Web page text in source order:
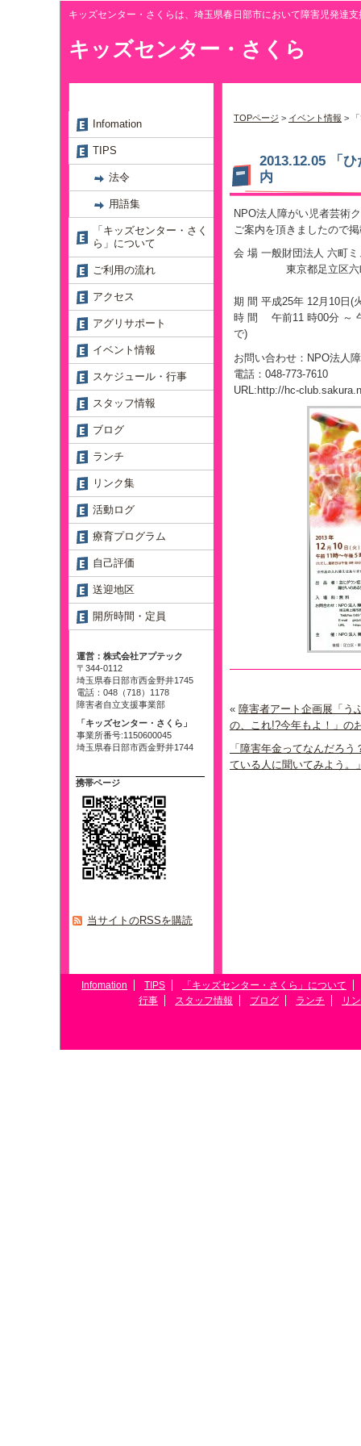
キッズセンター・さくらは、埼玉県春日部市において障害児発達
キッズセンター・さくら
TOPページ > イベント情報 >
2013.12.05 「
内
NPO法人障がい児者芸術
ご案内を頂きましたので
会 場 一般財団法人 六町
東京都足立区六町2
期 間 平成25年 12月10日(
時 間 午前11 時00分 ～
で)
お問い合わせ：NPO法人
電話：048-773-7610
URL:http://hc-
« 障害者アート企画展「う
の、これ!?今年もよ！」の
「障害年金ってなんだろ
ている人に聞いてみよう。
Infomation
TIPS
法令
用語集
「キッズセンター・さく
ら」について
ご利用の流れ
アクセス
アグリサポート
イベント情報
スケジュール・行事
スタッフ情報
ブログ
ランチ
リンク集
活動ログ
療育プログラム
自己評価
送迎地区
開所時間・定員
運営：株式会社アプテック
〒344-0112
埼玉県春日部市西金野井1745
電話：048（718）1178
障害者自立支援事業部
「キッズセンター・さくら」
事業所番号:1150600045
埼玉県春日部市西金野井1744
携帯ページ
当サイトのRSSを購読
Infomation TIPS
「キッズセンター・さくら」について
行事
スタッフ情報 ブログ ランチ リ